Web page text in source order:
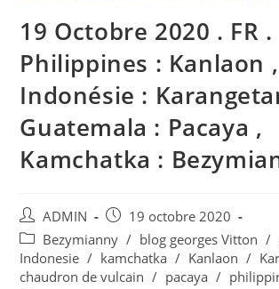
19 Octobre 2020 . FR .
Philippines : Kanlaon ,
Indonésie :
Guatemala : Pacaya ,
Kamchatka :
Auteur/autrice
de
la
publication :
ADMIN
Publication
publiée :
19 octobre 2020
Post
category:
Bezymianny / blog georges Vitton /
Indonesie / kamchatka / Kanlaon /
chaudron de vulcain / pacaya /